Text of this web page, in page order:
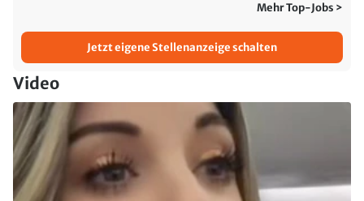
Mehr Top-Jobs >
Jetzt eigene Stellenanzeige schalten
Video